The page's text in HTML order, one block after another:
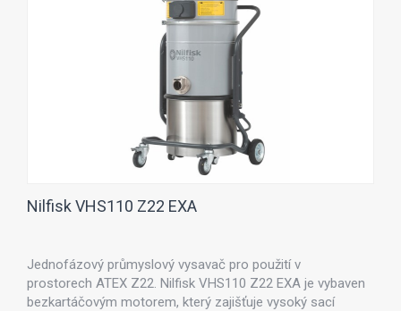
Nilfisk VHS110 Z22 EXA
Jednofázový průmyslový vysavač pro použití v
prostorech ATEX Z22. Nilfisk VHS110 Z22 EXA je vybaven
bezkartáčovým motorem, který zajišťuje vysoký sací